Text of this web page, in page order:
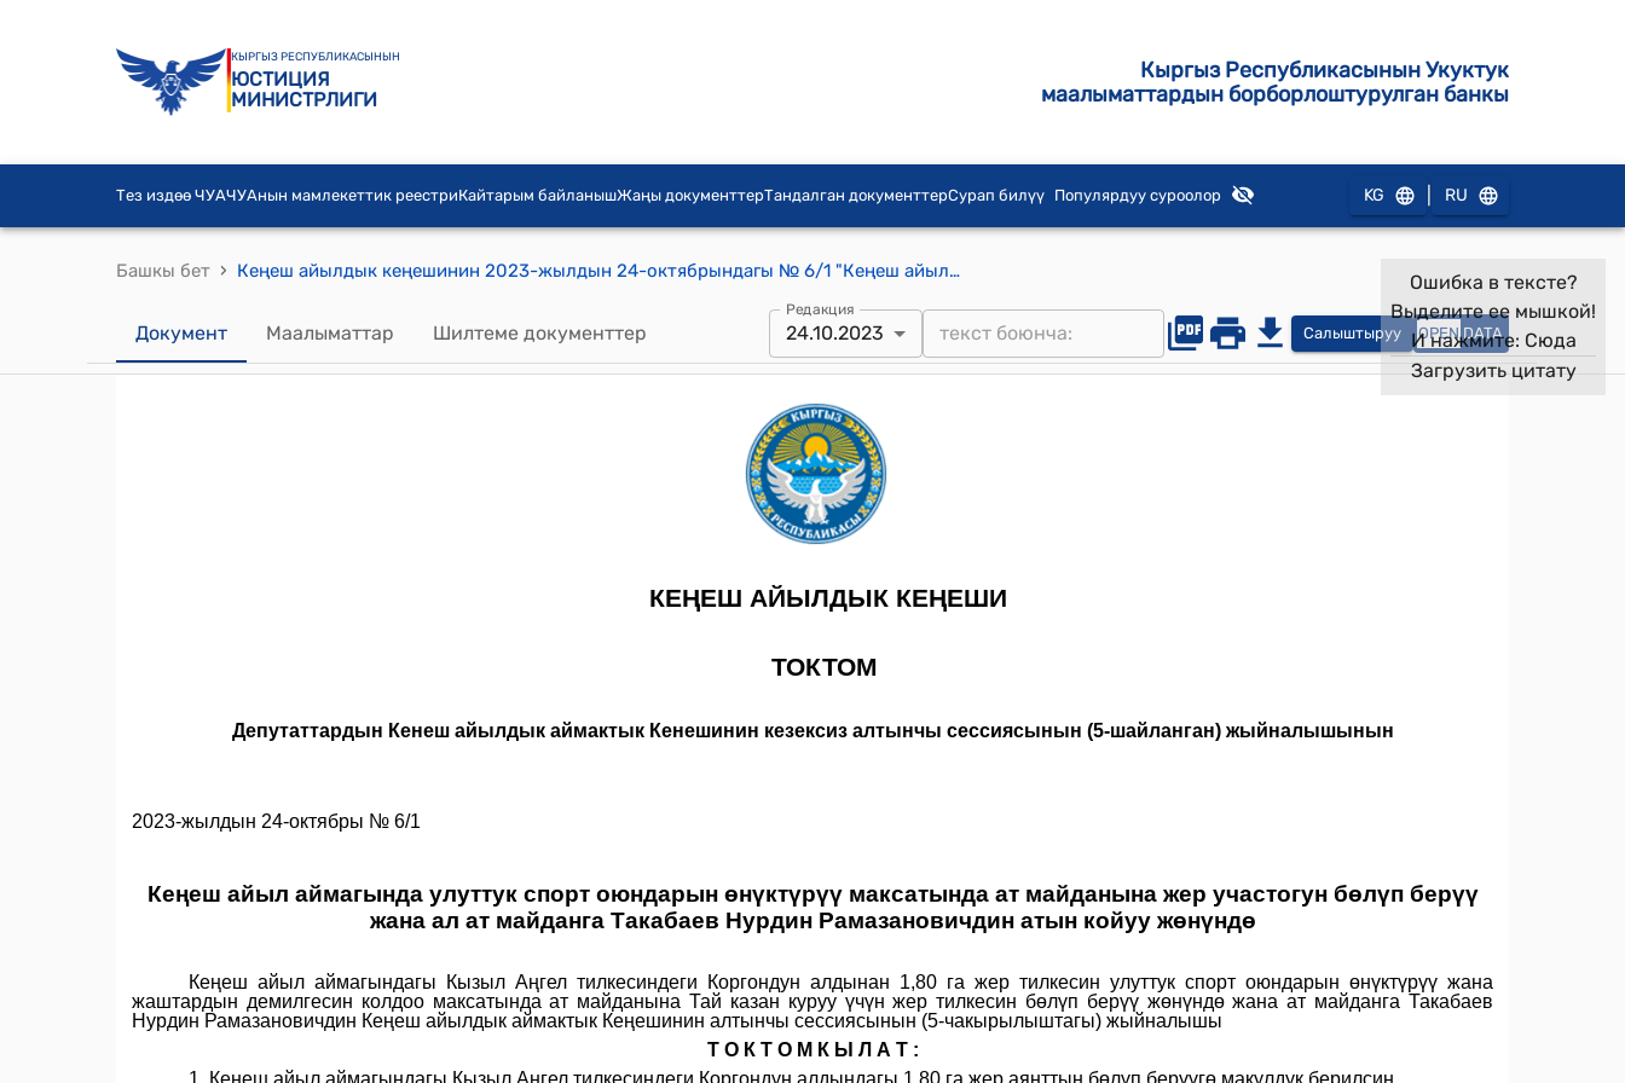
КЫРГЫЗ РЕСПУБЛИКАСЫНЫН
ЮСТИЦИЯ
МИНИСТРЛИГИ
Кыргыз Республикасынын Укуктук
маалыматтардын борборлоштурулган банкы
Тез издөө ЧУАЧУАнын мамлекеттик реестриКайтарым байланышЖаңы документтерТандалган документтерСурап билүү Популярдуу суроолор KG RU
Башкы бет › Кеңеш айылдык кеңешинин 2023-жылдын 24-октябрындагы № 6/1 "Кеңеш айыл аймагында улуттук спорт оюндарын өнүктүрүү максатында ат майданына жер участогун бөлүп берүү жана ал ат майданга Такабаев Нурдин Рамазановичдин атын койуу жөнүндө" токтому
Документ Маалыматтар Шилтеме документтер
Редакция
24.10.2023 Салыштыруу OPEN DATA
Ошибка в тексте?
Выделите ее мышкой!
И нажмите: Сюда
Загрузить цитату